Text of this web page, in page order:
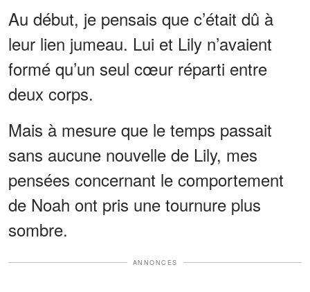
Au début, je pensais que c’était dû à
leur lien jumeau. Lui et Lily n’avaient
formé qu’un seul cœur réparti entre
deux corps.
Mais à mesure que le temps passait
sans aucune nouvelle de Lily, mes
pensées concernant le comportement
de Noah ont pris une tournure plus
sombre.
ANNONCES